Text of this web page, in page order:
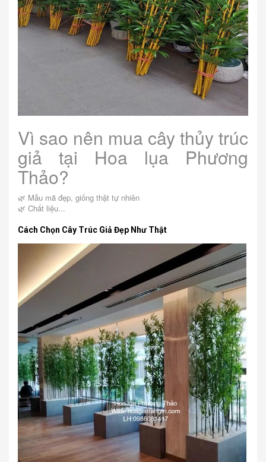
Vì sao nên mua cây thủy trúc
giả tại Hoa lụa Phương
Thảo?
🌿 Mẫu mã đẹp, giống thật tự nhiên
🌿 Chất liệu...
Cách Chọn Cây Trúc Giả Đẹp Như Thật